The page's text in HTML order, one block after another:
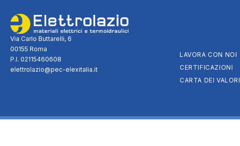
Via Carlo Buttarelli, 6
00155 Roma
P.I. 02115460608
elettrolazio@pec-elexitalia.it
LAVORA CON NOI
CERTIFICAZIONI
CARTA DEI VALORI